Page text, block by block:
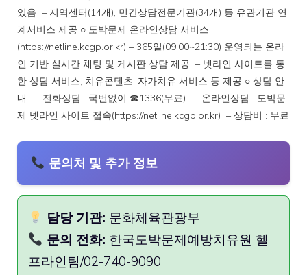
있음 – 지역센터(14개), 민간상담전문기관(34개) 등 유관기관 연
계서비스 제공 ○ 도박문제 온라인상담 서비스
(https://netline.kcgp.or.kr) – 365일(09:00~21:30) 운영되는 온라
인 기반 실시간 채팅 및 게시판 상담 제공 – 넷라인 사이트를 통
한 상담 서비스, 치유콘텐츠, 자가치유 서비스 등 제공 ○ 상담 안
내 – 전화상담 : 국번없이 ☎1336(무료) – 온라인상담 : 도박문
제 넷라인 사이트 접속(https://netline.kcgp.or.kr) – 상담비 : 무료
문의처 및 추가 정보
담당 기관: 문화체육관광부
문의 전화: 한국도박문제예방치유원 헬
프라인팀/02-740-9090